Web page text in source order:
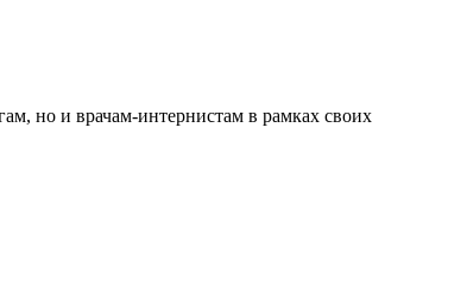
но и врачам-интернистам в рамках своих